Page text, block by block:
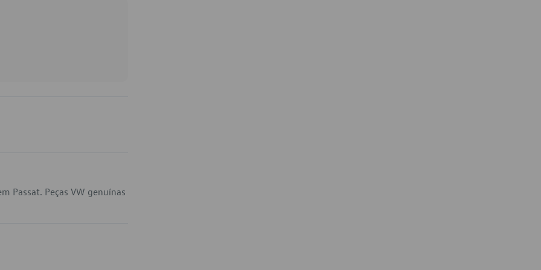
Passat. Peças VW genuínas